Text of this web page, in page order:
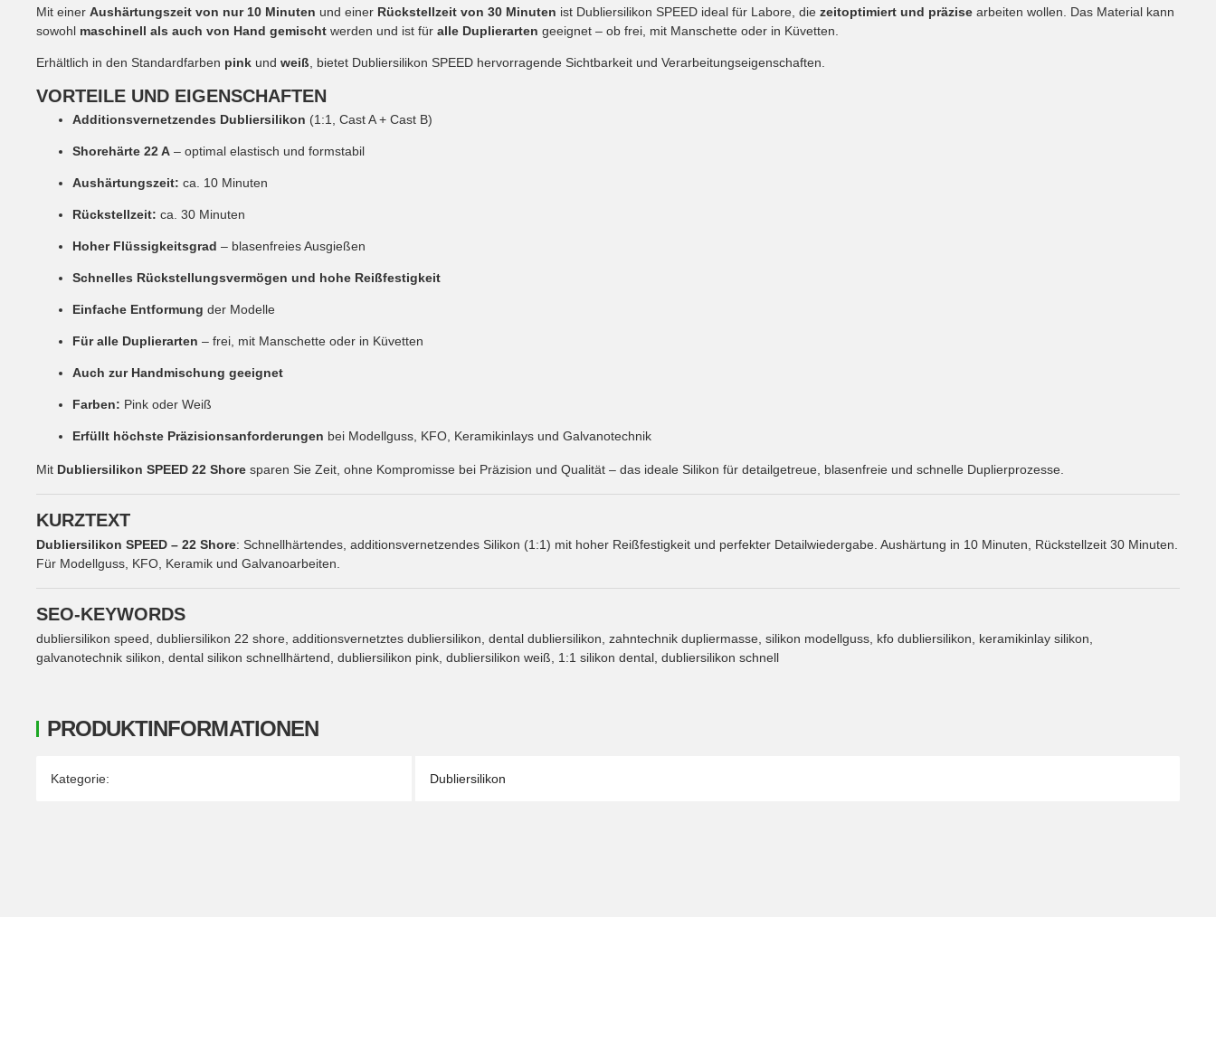
PRODUKTINFORMATIONEN
Produkteigenschaft
Wert
Kategorie: Dubliersilikon
Mit einer Aushärtungszeit von nur 10 Minuten und einer Rückstellzeit von 30 Minuten ist Dubliersilikon SPEED ideal für Labore, die zeitoptimiert und präzise arbeiten wollen. Das Material kann
sowohl maschinell als auch von Hand gemischt werden und ist für alle Duplierarten geeignet – ob frei, mit Manschette oder in Küvetten.
Erhältlich in den Standardfarben pink und weiß , bietet Dubliersilikon SPEED hervorragende Sichtbarkeit und Verarbeitungseigenschaften.
VORTEILE UND EIGENSCHAFTEN
Additionsvernetzendes Dubliersilikon (1:1, Cast A + Cast B)
Shorehärte 22 A – optimal elastisch und formstabil
Aushärtungszeit: ca. 10 Minuten
Rückstellzeit: ca. 30 Minuten
Hoher Flüssigkeitsgrad – blasenfreies Ausgießen
Schnelles Rückstellungsvermögen und hohe Reißfestigkeit
Einfache Entformung der Modelle
Für alle Duplierarten – frei, mit Manschette oder in Küvetten
Auch zur Handmischung geeignet
Farben: Pink oder Weiß
Erfüllt höchste Präzisionsanforderungen bei Modellguss, KFO, Keramikinlays und Galvanotechnik
Mit Dubliersilikon SPEED 22 Shore sparen Sie Zeit, ohne Kompromisse bei Präzision und Qualität – das ideale Silikon für detailgetreue, blasenfreie und schnelle Duplierprozesse.
KURZTEXT
Dubliersilikon SPEED – 22 Shore: Schnellhärtendes, additionsvernetzendes Silikon (1:1) mit hoher Reißfestigkeit und perfekter Detailwiedergabe. Aushärtung in 10 Minuten, Rückstellzeit 30 Minuten.
Für Modellguss, KFO, Keramik und Galvanoarbeiten.
SEO-KEYWORDS
dubliersilikon speed, dubliersilikon 22 shore, additionsvernetztes dubliersilikon, dental dubliersilikon, zahntechnik dupliermasse, silikon modellguss, kfo dubliersilikon, keramikinlay silikon,
galvanotechnik silikon, dental silikon schnellhärtend, dubliersilikon pink, dubliersilikon weiß, 1:1 silikon dental, dubliersilikon schnell